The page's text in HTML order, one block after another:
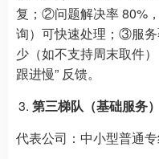
复；②问题解决率 80%
询）可快速处理；③服
少（如不支持周末取件
跟进慢” 反馈。
第三梯队（基础服务）
代表公司：中小型普通